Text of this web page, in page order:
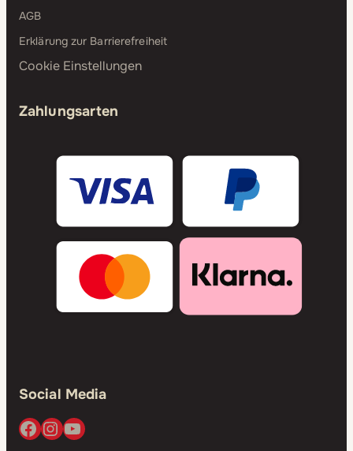
AGB
Erklärung zur Barrierefreiheit
Cookie Einstellungen
Zahlungsarten
Social Media
Facebook
Instagram
YouTube